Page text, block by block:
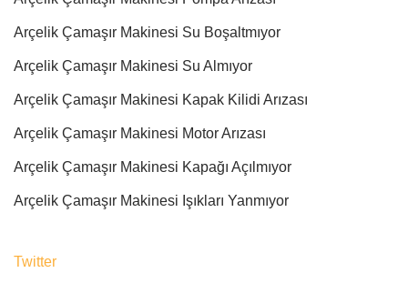
Arçelik Çamaşır Makinesi Su Boşaltmıyor
Arçelik Çamaşır Makinesi Su Almıyor
Arçelik Çamaşır Makinesi Kapak Kilidi Arızası
Arçelik Çamaşır Makinesi Motor Arızası
Arçelik Çamaşır Makinesi Kapağı Açılmıyor
Arçelik Çamaşır Makinesi Işıkları Yanmıyor
Twitter